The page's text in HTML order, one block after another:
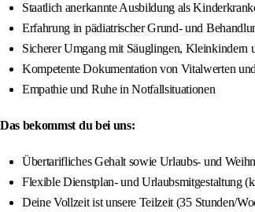
Staatlich anerkannte Ausbildung als
Erfahrung in pädiatrischer Grund- und
Sicherer Umgang mit Säuglingen, Kleinkindern
Kompetente Dokumentation von Vitalwerten
Empathie und Ruhe in Notfallsituationen
Das bekommst du bei uns:
Übertarifliches Gehalt sowie Urlaubs- und
Flexible Dienstplan- und Urlaubsmitgestaltung
Deine Vollzeit ist unsere Teilzeit (35 Stunden/